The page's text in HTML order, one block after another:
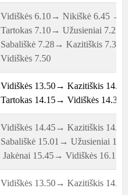
Vidiškės 6.10→ Nikiškė 6.45 →
Tartokas 7.10→ Užusieniai
Sabališkė 7.28→ Kazitiškis
Vidiškės 7.50
Vidiškės 13.50→ Kazitiškis
Tartokas 14.15→ Vidiškės 14.30
Vidiškės 14.45→ Kazitiškis
Sabališkė 15.01→ Užusieniai
Jakėnai 15.45→ Vidiškės 16.15
Vidiškės 13.50→ Kazitiškis 14.05